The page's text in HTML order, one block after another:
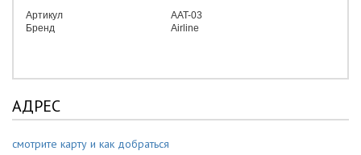
Артикул
AAT-03
Бренд
Airline
АДРЕС
смотрите карту и как добраться